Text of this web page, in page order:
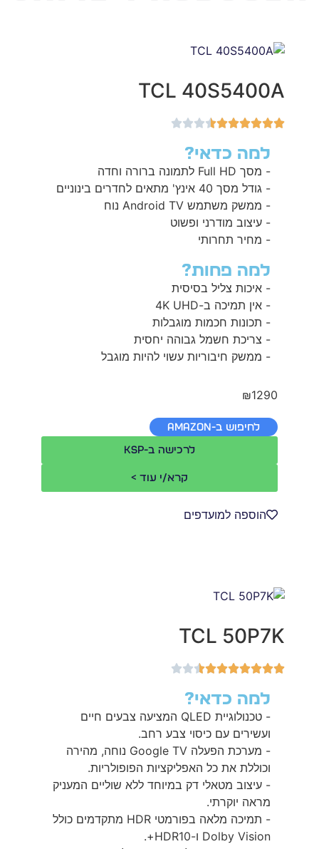
TCL 40S5400A
למה כדאי?
- מסך Full HD לתמונה ברורה וחדה
- גודל מסך 40 אינץ' מתאים לחדרים בינוניים
- ממשק משתמש Android TV נוח
- עיצוב מודרני ופשוט
- מחיר תחרותי
למה פחות?
- איכות צליל בסיסית
- אין תמיכה ב-4K UHD
- תכונות חכמות מוגבלות
- צריכת חשמל גבוהה יחסית
- ממשק חיבוריות עשוי להיות מוגבל
₪1290
לחיפוש ב-Amazon
לרכישה ב-KSP
קרא/י עוד >
הוספה למועדפים
TCL 50P7K
למה כדאי?
- טכנולוגיית QLED המציעה צבעים חיים
ועשירים עם כיסוי צבע רחב.
- מערכת הפעלה Google TV נוחה, מהירה
וכוללת את כל האפליקציות הפופולריות.
- עיצוב מטאלי דק במיוחד ללא שוליים המעניק
מראה יוקרתי.
- תמיכה מלאה בפורמטי HDR מתקדמים כולל
Dolby Vision ו-HDR10+.